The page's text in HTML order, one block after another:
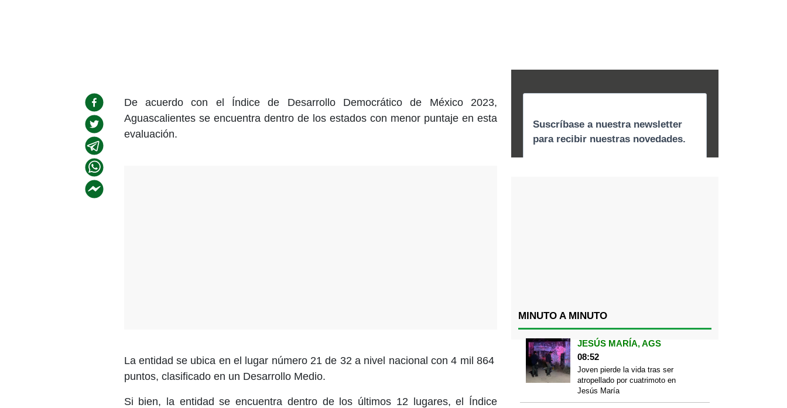
De acuerdo con el Índice de Desarrollo Democrático de México 2023,
Aguascalientes se encuentra dentro de los estados con menor puntaje en esta
evaluación.
La entidad se ubica en el lugar número 21 de 32 a nivel nacional con 4 mil 864
puntos, clasificado en un Desarrollo Medio.
Si bien, la entidad se encuentra dentro de los últimos 12 lugares, el Índice
MINUTO A MINUTO
JESÚS MARÍA, AGS
08:52
Joven pierde la vida tras ser
atropellado por cuatrimoto en
Jesús María